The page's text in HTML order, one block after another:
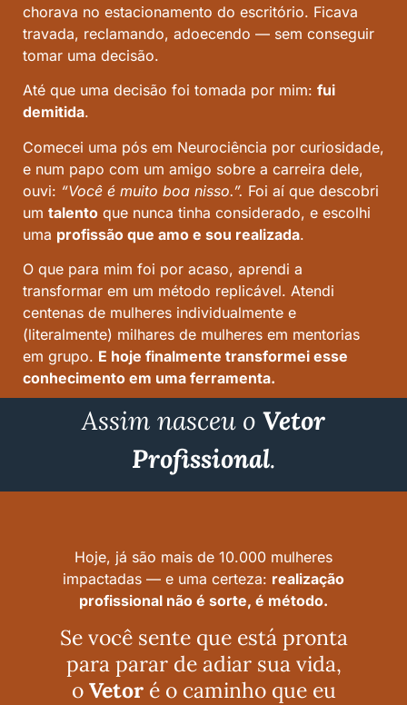
chorava no estacionamento do escritório. Ficava
travada, reclamando, adoecendo — sem conseguir
tomar uma decisão.
Até que uma decisão foi tomada por mim: fui
demitida.
Comecei uma pós em Neurociência por curiosidade,
e num papo com um amigo sobre a carreira dele,
ouvi: “Você é muito boa nisso.”. Foi aí que descobri
um talento que nunca tinha considerado, e escolhi
uma profissão que amo e sou realizada.
O que para mim foi por acaso, aprendi a
transformar em um método replicável. Atendi
centenas de mulheres individualmente e
(literalmente) milhares de mulheres em mentorias
em grupo. E hoje finalmente transformei esse
conhecimento em uma ferramenta.
Assim nasceu o Vetor
Profissional.
Hoje, já são mais de 10.000 mulheres
impactadas — e uma certeza: realização
profissional não é sorte, é método.
Se você sente que está pronta
para parar de adiar sua vida,
o Vetoré o caminho que eu